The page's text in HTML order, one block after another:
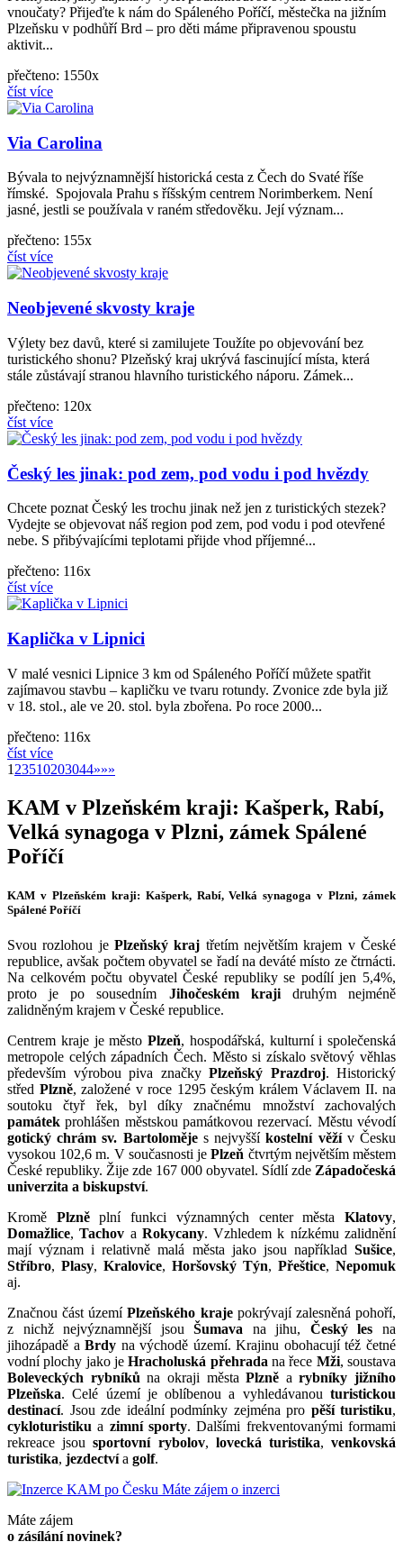
vnoučaty? Přijeďte k nám do Spáleného Poříčí, městečka na jižním
Plzeňsku v podhůří Brd – pro děti máme připravenou spoustu
aktivit...
přečteno: 1550x
číst více
Via Carolina
Bývala to nejvýznamnější historická cesta z Čech do Svaté říše
římské. Spojovala Prahu s říšským centrem Norimberkem. Není
jasné, jestli se používala v raném středověku. Její význam...
přečteno: 155x
číst více
Neobjevené skvosty kraje
Výlety bez davů, které si zamilujete Toužíte po objevování bez
turistického shonu? Plzeňský kraj ukrývá fascinující místa, která
stále zůstávají stranou hlavního turistického náporu. Zámek...
přečteno: 120x
číst více
Český les jinak: pod zem, pod vodu i pod hvězdy
Chcete poznat Český les trochu jinak než jen z turistických stezek?
Vydejte se objevovat náš region pod zem, pod vodu i pod otevřené
nebe. S přibývajícími teplotami přijde vhod příjemné...
přečteno: 116x
číst více
Kaplička v Lipnici
V malé vesnici Lipnice 3 km od Spáleného Poříčí můžete spatřit
zajímavou stavbu – kapličku ve tvaru rotundy. Zvonice zde byla již
v 18. stol., ale ve 20. stol. byla zbořena. Po roce 2000...
přečteno: 116x
číst více
1 23510203044»»
»»
KAM v Plzeňském kraji: Kašperk, Rabí,
Velká synagoga v Plzni, zámek Spálené
Poříčí
KAM v Plzeňském kraji: Kašperk, Rabí, Velká synagoga v Plzni, zámek
Spálené Poříčí
Svou rozlohou je Plzeňský kraj třetím největším krajem v České
republice, avšak počtem obyvatel se řadí na deváté místo ze čtrnácti.
Na celkovém počtu obyvatel České republiky se podílí jen 5,4%,
proto je po sousedním Jihočeském krajidruhým nejméně
zalidněným krajem v České republice.
Centrem kraje je město Plzeň, hospodářská, kulturní i společenská
metropole celých západních Čech. Město si získalo světový věhlas
především výrobou piva značky Plzeňský Prazdroj. Historický
střed Plzně, založené v roce 1295 českým králem Václavem II. na
soutoku čtyř řek, byl díky značnému množství zachovalých
památek prohlášen městskou památkovou rezervací. Městu vévodí
gotický chrám sv. Bartolomějes nejvyššíkostelní věžív Česku
vysokou 102,6 m. V současnosti jePlzeň čtvrtým největším městem
České republiky. Žije zde 167 000 obyvatel. Sídlí zde Západočeská
univerzita a biskupství.
Kromě Plzněplní funkci významných center městaKlatovy,
Domažlice,Tachov a Rokycany. Vzhledem k nízkému zalidnění
mají význam i relativně malá města jako jsou například Sušice,
Stříbro, Plasy, Kralovice, Horšovský Týn, Přeštice, Nepomuk
aj.
Značnou část územíPlzeňského krajepokrývají zalesněná pohoří,
z nichž nejvýznamnější jsouŠumava na jihu, Český les na
jihozápadě aBrdy na východě území. Krajinu obohacují též četné
vodní plochy jako jeHracholuská přehrada na řece Mži, soustava
Boleveckých rybníků na okraji městaPlzně arybníky jižního
Plzeňska. Celé území je oblíbenou a vyhledávanou turistickou
destinací. Jsou zde ideální podmínky zejména pro pěší turistiku,
cykloturistiku a zimní sporty. Dalšími frekventovanými formami
rekreace jsousportovní rybolov, lovecká turistika,venkovská
turistika, jezdectvía golf.
Máte zájem o inzerci
Máte zájem
o zásílání novinek?